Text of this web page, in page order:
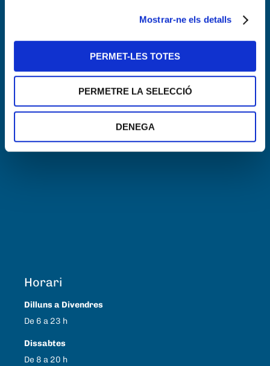
Mostrar-ne els detalls
PERMET-LES TOTES
PERMETRE LA SELECCIÓ
DENEGA
Horari
Dilluns a Divendres
De 6 a 23 h
Dissabtes
De 8 a 20 h